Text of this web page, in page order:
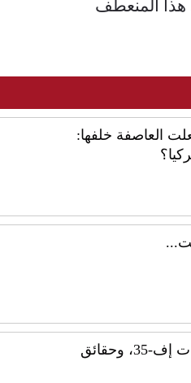
هذا المنعطف
العاصفة خلفها:
كاتسا، وطائرات إف-35، وحقائق